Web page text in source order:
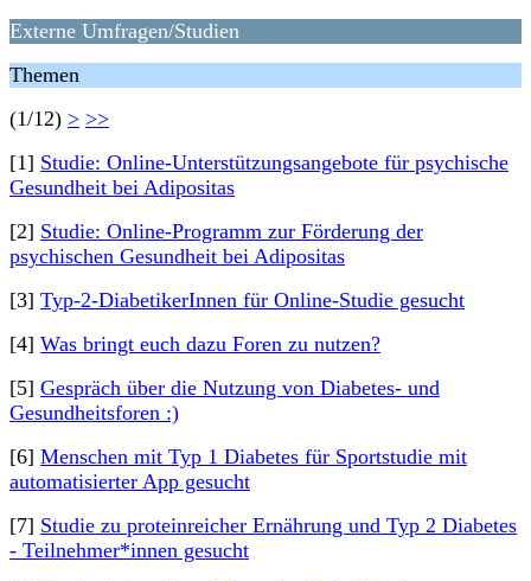
Externe Umfragen/Studien
Themen
(1/12) > >>
[1] Studie: Online-Unterstützungsangebote für psychische
Gesundheit bei Adipositas
[2] Studie: Online-Programm zur Förderung der
psychischen Gesundheit bei Adipositas
[3] Typ-2-DiabetikerInnen für Online-Studie gesucht
[4] Was bringt euch dazu Foren zu nutzen?
[5] Gespräch über die Nutzung von Diabetes- und
Gesundheitsforen :)
[6] Menschen mit Typ 1 Diabetes für Sportstudie mit
automatisierter App gesucht
[7] Studie zu proteinreicher Ernährung und Typ 2 Diabetes
- Teilnehmer*innen gesucht